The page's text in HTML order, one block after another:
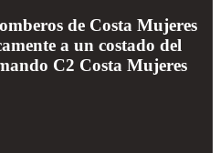
de Costa Mujeres
a un costado del
C2 Costa Mujeres